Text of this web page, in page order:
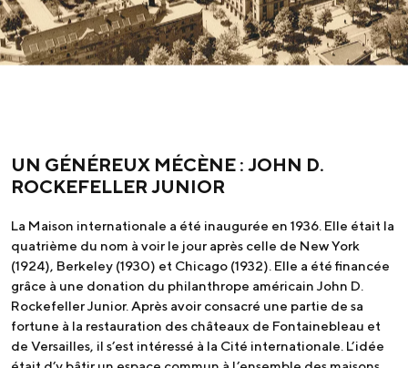
UN GÉNÉREUX MÉCÈNE : JOHN D.
ROCKEFELLER JUNIOR
La Maison internationale a été inaugurée en 1936. Elle était la
quatrième du nom à voir le jour après celle de New York
(1924), Berkeley (1930) et Chicago (1932). Elle a été financée
grâce à une donation du philanthrope américain John D.
Rockefeller Junior. Après avoir consacré une partie de sa
fortune à la restauration des châteaux de Fontainebleau et
de Versailles, il s’est intéressé à la Cité internationale. L’idée